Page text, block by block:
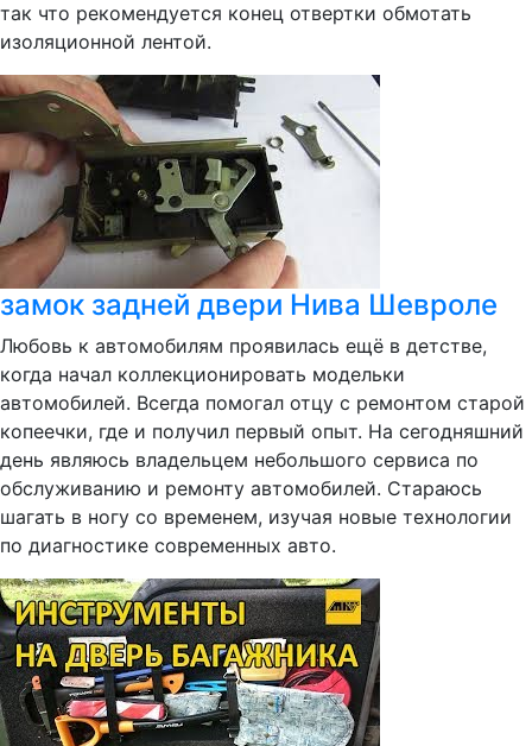
так что рекомендуется конец отвертки обмотать
изоляционной лентой.
замок задней двери Нива Шевроле
Любовь к автомобилям проявилась ещё в детстве,
когда начал коллекционировать модельки
автомобилей. Всегда помогал отцу с ремонтом старой
копеечки, где и получил первый опыт. На сегодняшний
день являюсь владельцем небольшого сервиса по
обслуживанию и ремонту автомобилей. Стараюсь
шагать в ногу со временем, изучая новые технологии
по диагностике современных авто.